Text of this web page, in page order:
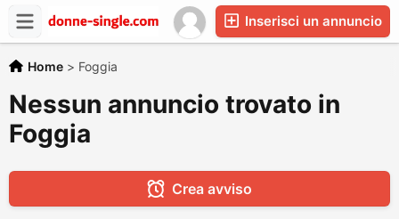
Inserisci un annuncio
Home > Foggia
Nessun annuncio trovato in
Foggia
Crea avviso